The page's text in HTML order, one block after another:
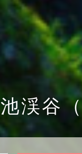
貴船神
（京都）